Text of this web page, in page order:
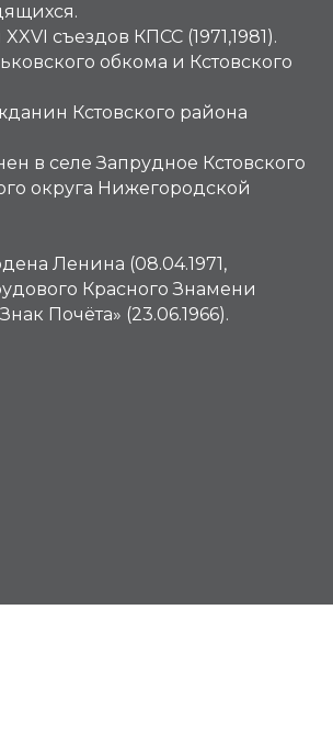
съездов КПСС (1971,1981).
обкома и Кстовского
Кстовского района
в селе Запрудное Кстовского
округа Нижегородской
Ленина (08.04.1971,
Красного Знамени
Почёта» (23.06.1966).